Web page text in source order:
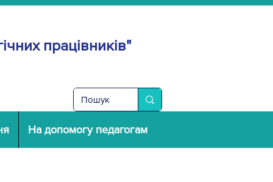
працівників"
На допомогу педагогам